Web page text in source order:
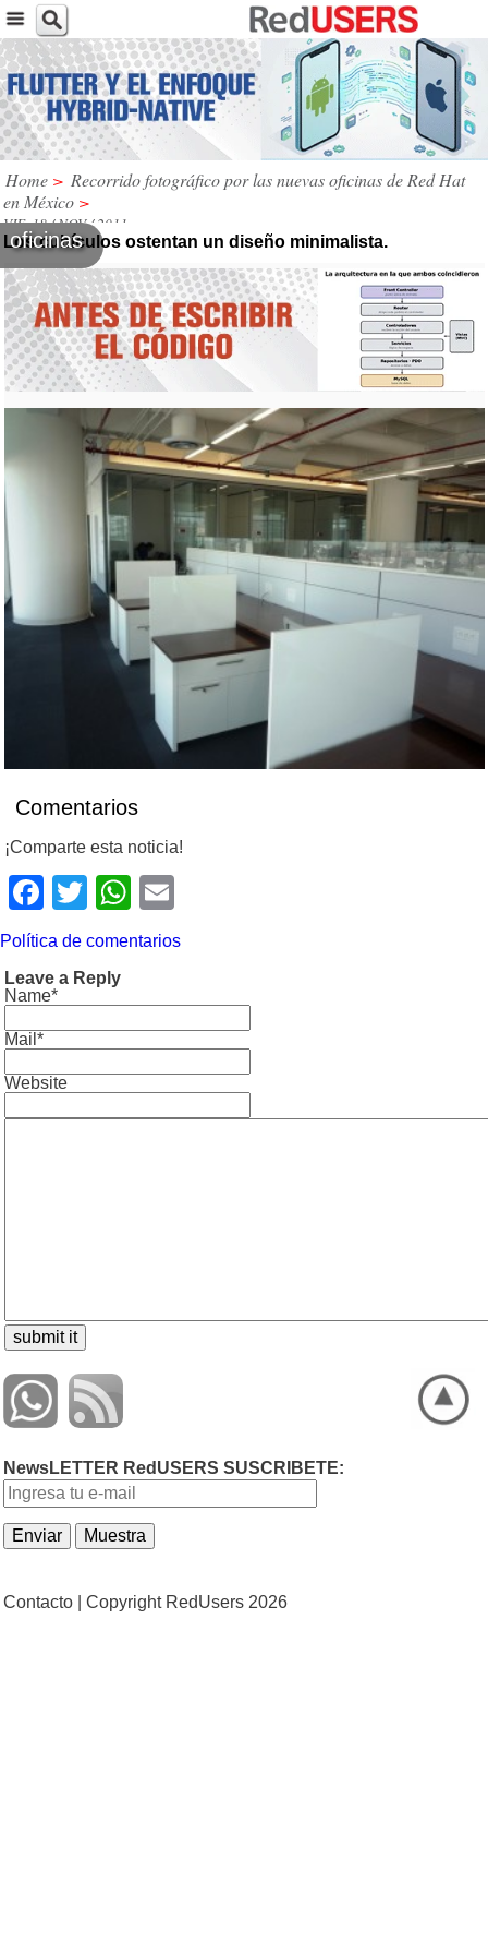
Home > Recorrido fotográfico por las nuevas oficinas de Red Hat
en México >
VIE, 18 / NOV / 2011
oficinas
Los cubículos ostentan un diseño minimalista.
Comentarios
¡Comparte esta noticia!
Facebook
TwitterWhatsApp
Política de comentarios
Leave a Reply
Name*
Mail*
Website
NewsLETTER RedUSERS SUSCRIBETE:
Contacto | Copyright RedUsers 2026